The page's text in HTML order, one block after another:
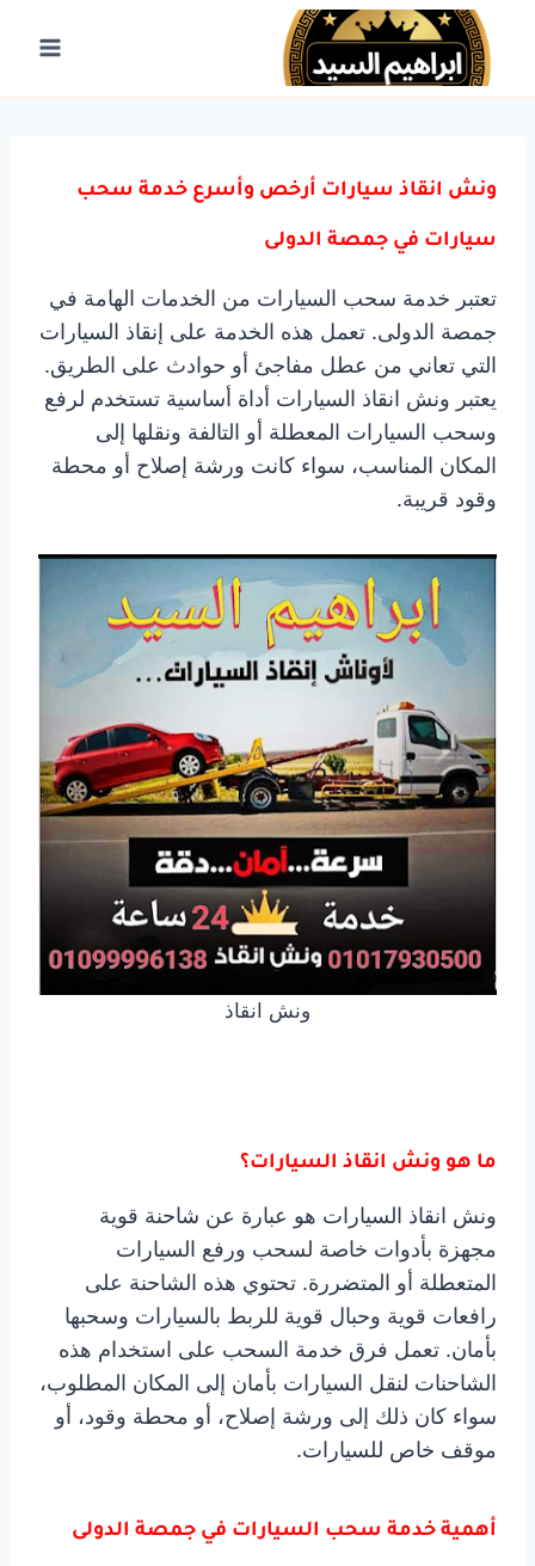
التجاوز
المحتوى
ونش انقاذ سيارات أرخص وأسرع خدمة سحب
سيارات في جمصة الدولى
تعتبر خدمة سحب السيارات من الخدمات الهامة في
جمصة الدولى. تعمل هذه الخدمة على إنقاذ السيارات
التي تعاني من عطل مفاجئ أو حوادث على الطريق.
يعتبر ونش انقاذ السيارات أداة أساسية تستخدم لرفع
وسحب السيارات المعطلة أو التالفة ونقلها إلى
المكان المناسب، سواء كانت ورشة إصلاح أو محطة
وقود قريبة.
ونش انقاذ
ما هو ونش انقاذ السيارات؟
ونش انقاذ السيارات هو عبارة عن شاحنة قوية
مجهزة بأدوات خاصة لسحب ورفع السيارات
المتعطلة أو المتضررة. تحتوي هذه الشاحنة على
رافعات قوية وحبال قوية للربط بالسيارات وسحبها
بأمان. تعمل فرق خدمة السحب على استخدام هذه
الشاحنات لنقل السيارات بأمان إلى المكان المطلوب،
سواء كان ذلك إلى ورشة إصلاح، أو محطة وقود، أو
موقف خاص للسيارات.
أهمية خدمة سحب السيارات في جمصة الدولى